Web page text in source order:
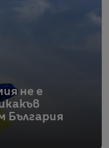
не е
България